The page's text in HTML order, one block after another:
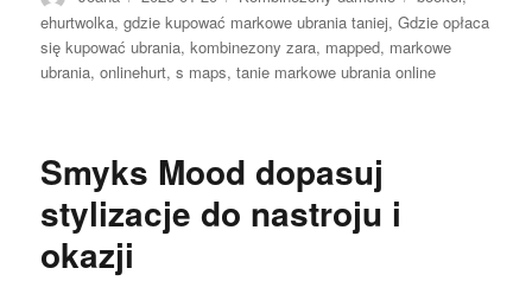
ehurtwolka,gdzie kupować markowe ubrania taniej,Gdzie opłaca
się kupować ubrania,kombinezony zara, mapped, markowe
ubrania,onlinehurt,s maps,tanie markowe ubrania online
Smyks Mood dopasuj
stylizacje do nastroju i
okazji